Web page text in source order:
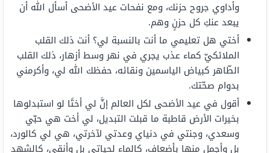
وأداوي جروح حزنك، ومع نفحات عيد الأضحى أسأل الله أن
يبعد عنكِ كل حزنٍ وهم.
أختي هل تعليمي ما أنت بالنسبة لي؟ أنت ذلك القلب
الملائكيّ كماء عذب يجري في نهر وسط أزهار، ذلك القلب
الطّاهر كبياض الياسمين ونقائه، حفظك الله لي، وأكرمني
بدوام صحّتك.
أقول في عيد الأضحى لكل العالم إنَّ لي أختًا لو استبدلوها
بخيرات الأرض قاطبة ما قبلت التبديل، لي أخت هي حبّي
وسعدي، وجنتي في دنياي وعدتي لآخرتي، هي لي كالورد،
بل وأجمل منها بأضعاف، كالماء لحياتي بل وأنقى، كالشهد